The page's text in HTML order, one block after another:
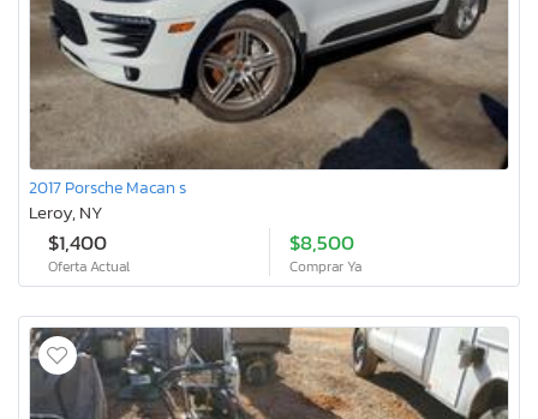
2017 Porsche Macan s
Leroy, NY
$1,400
Oferta Actual
$8,500
Comprar Ya